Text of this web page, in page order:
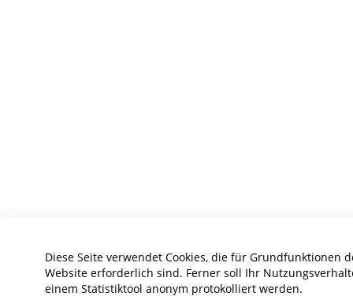
Diese Seite verwendet Cookies, die für Grundfunktionen
Website erforderlich sind. Ferner soll Ihr
einem Statistiktool anonym protokolliert werden.